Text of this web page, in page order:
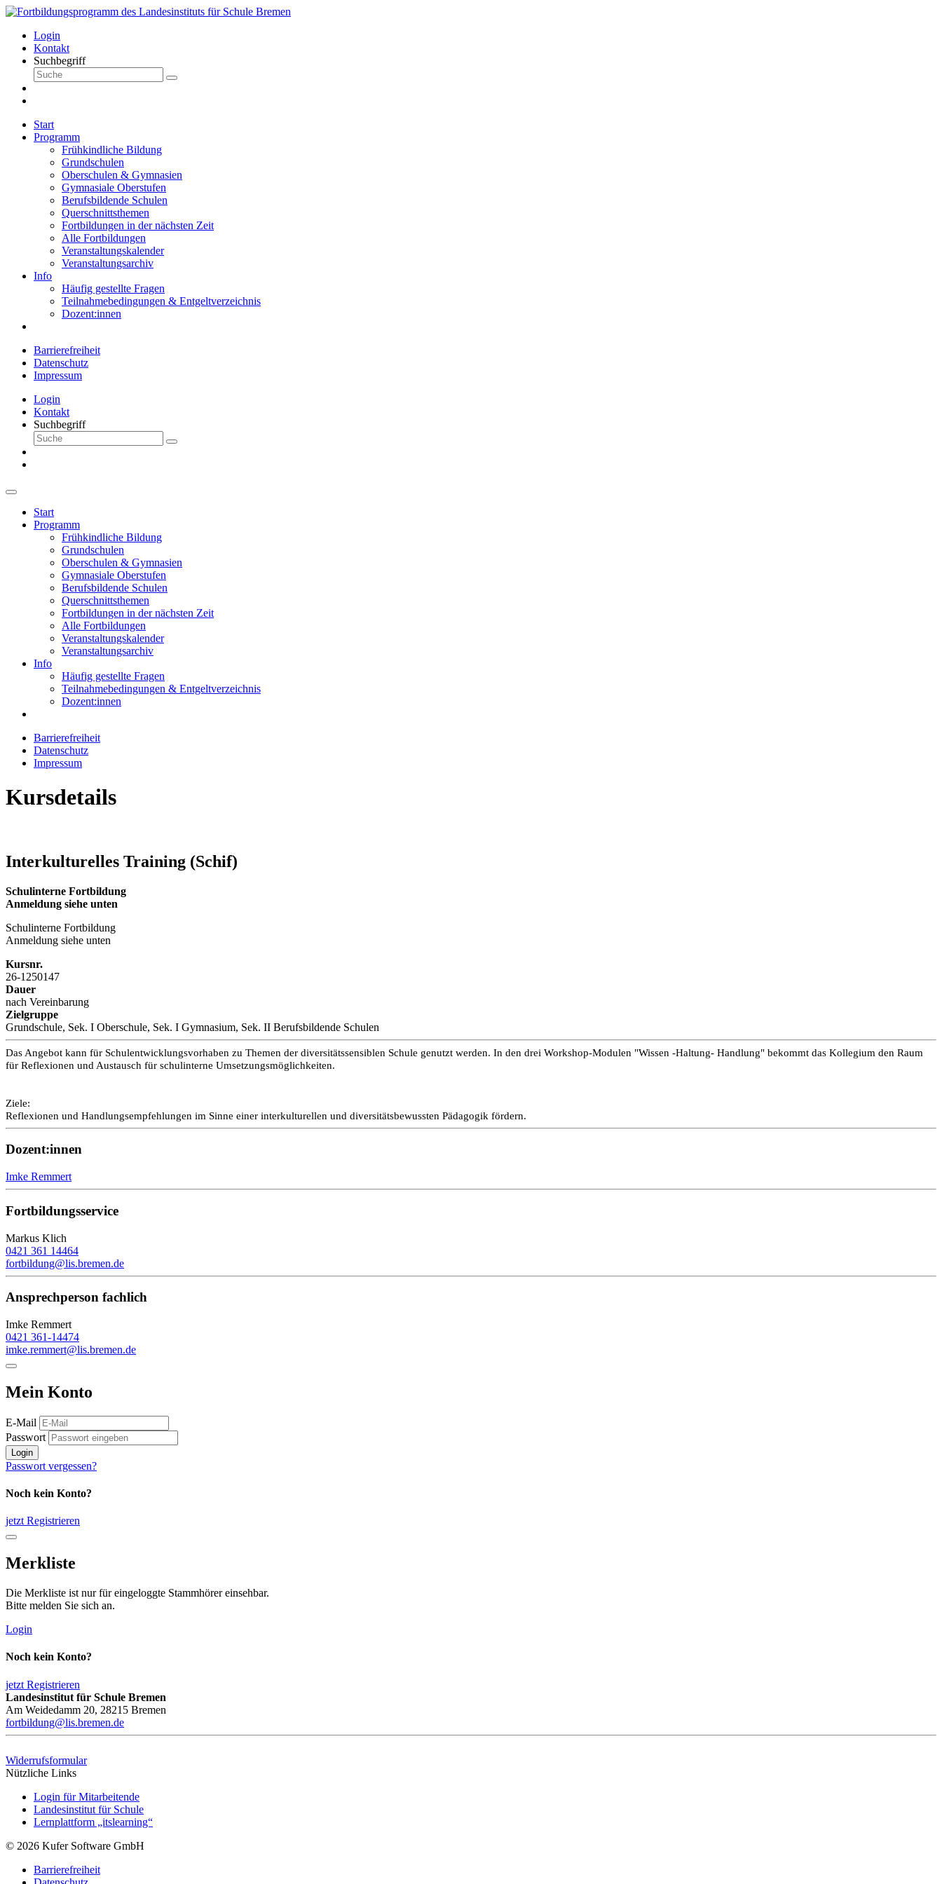
Login
Kontakt
Suchbegriff
Start
Programm
Frühkindliche Bildung
Grundschulen
Oberschulen & Gymnasien
Gymnasiale Oberstufen
Berufsbildende Schulen
Querschnittsthemen
Fortbildungen in der nächsten Zeit
Alle Fortbildungen
Veranstaltungskalender
Veranstaltungsarchiv
Info
Häufig gestellte Fragen
Teilnahmebedingungen & Entgeltverzeichnis
Dozent:innen
Barrierefreiheit
Datenschutz
Impressum
Login
Kontakt
Suchbegriff
Start
Programm
Frühkindliche Bildung
Grundschulen
Oberschulen & Gymnasien
Gymnasiale Oberstufen
Berufsbildende Schulen
Querschnittsthemen
Fortbildungen in der nächsten Zeit
Alle Fortbildungen
Veranstaltungskalender
Veranstaltungsarchiv
Info
Häufig gestellte Fragen
Teilnahmebedingungen & Entgeltverzeichnis
Dozent:innen
Barrierefreiheit
Datenschutz
Impressum
Kursdetails
Interkulturelles Training (Schif)
Schulinterne Fortbildung
Anmeldung siehe unten
Schulinterne Fortbildung
Anmeldung siehe unten
Kursnr.
26-1250147
Dauer
nach Vereinbarung
Zielgruppe
Grundschule, Sek. I Oberschule, Sek. I Gymnasium, Sek. II Berufsbildende Schulen
Das Angebot kann für Schulentwicklungsvorhaben zu Themen der diversitätssensiblen Schule genutzt werden. In den drei Workshop-Modulen "Wissen -Haltung- Handlung" bekommt das Kollegium den Raum
für Reflexionen und Austausch für schulinterne Umsetzungsmöglichkeiten.
Ziele:
Reflexionen und Handlungsempfehlungen im Sinne einer interkulturellen und diversitätsbewussten Pädagogik fördern.
Dozent:innen
Imke Remmert
Fortbildungsservice
Markus Klich
0421 361 14464
fortbildung@lis.bremen.de
Ansprechperson fachlich
Imke Remmert
0421 361-14474
imke.remmert@lis.bremen.de
Mein Konto
E-Mail
Passwort
Login
Passwort vergessen?
Noch kein Konto?
jetzt Registrieren
Merkliste
Die Merkliste ist nur für eingeloggte Stammhörer einsehbar.
Bitte melden Sie sich an.
Login
Noch kein Konto?
jetzt Registrieren
Landesinstitut für Schule Bremen
Am Weidedamm 20, 28215 Bremen
fortbildung@lis.bremen.de
Widerrufsformular
Nützliche Links
Login für Mitarbeitende
Landesinstitut für Schule
Lernplattform „itslearning“
© 2026 Kufer Software GmbH
Barrierefreiheit